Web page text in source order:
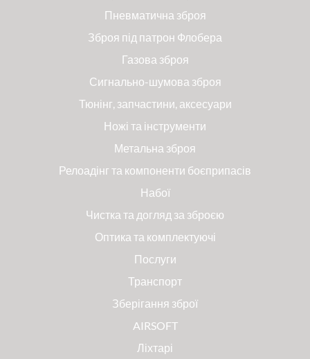
Пневматична зброя
Зброя під патрон Флобера
Газова зброя
Сигнально-шумова зброя
Тюнінг, запчастини, аксесуари
Ножі та інструменти
Метальна зброя
Релоадінг та компоненти боєприпасів
Набої
Чистка та догляд за зброєю
Оптика та комплектуючі
Послуги
Транспорт
Зберігання зброї
AIRSOFT
Ліхтарі